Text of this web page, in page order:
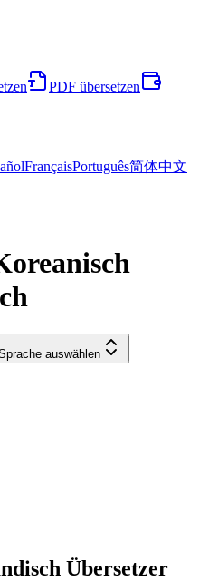
PDF übersetzen
FrançaisPortuguês简体中文
auswählen
Übersetzer